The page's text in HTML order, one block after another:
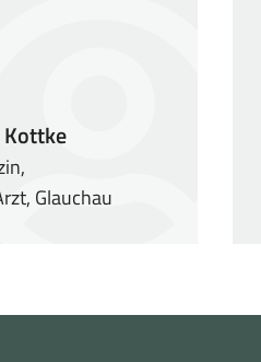
Kottke
Glauchau